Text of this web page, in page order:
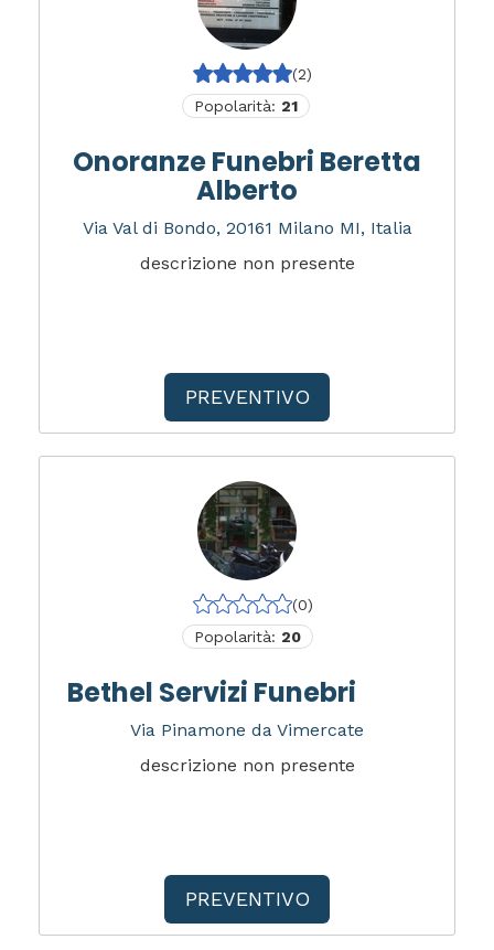
(2)
Popolarità: 21
Onoranze Funebri Beretta
Alberto
Via Val di Bondo, 20161 Milano MI, Italia
descrizione non presente
PREVENTIVO
(0)
Popolarità: 20
Bethel Servizi Funebri
Via Pinamone da Vimercate
descrizione non presente
PREVENTIVO